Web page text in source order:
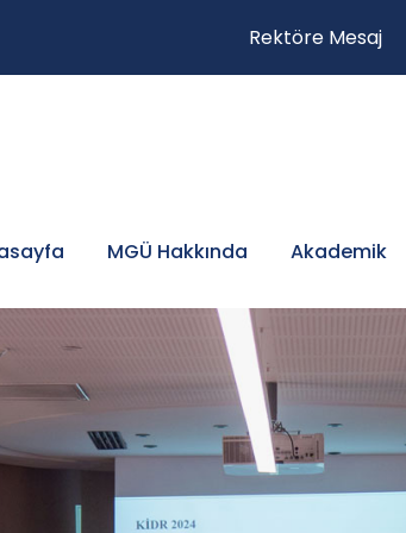
Rektöre Mesaj
MGÜ Hakkında Akademik